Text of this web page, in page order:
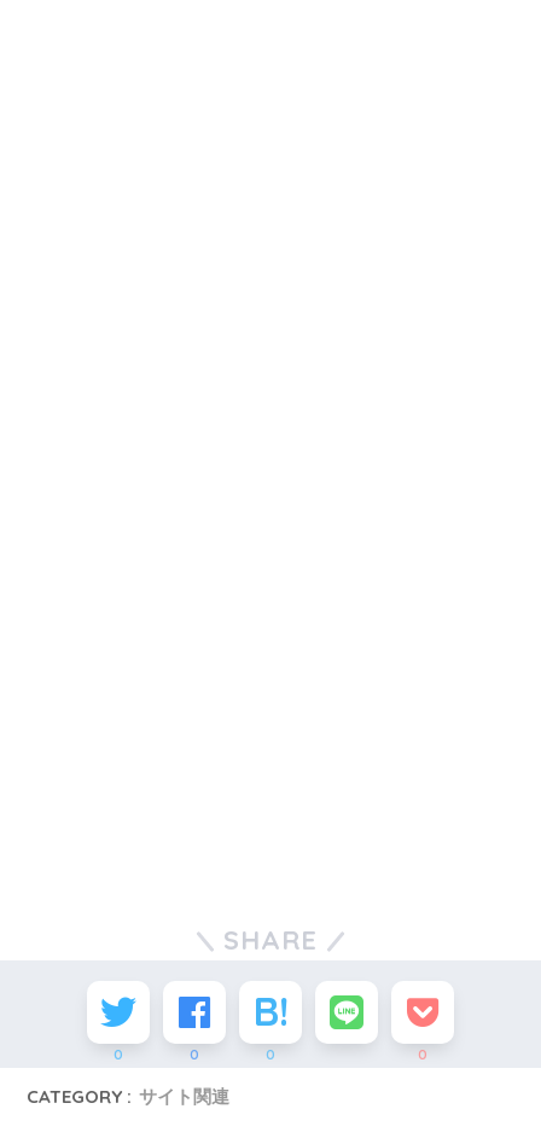
SHARE
0 0 0 0
CATEGORY : サイト関連